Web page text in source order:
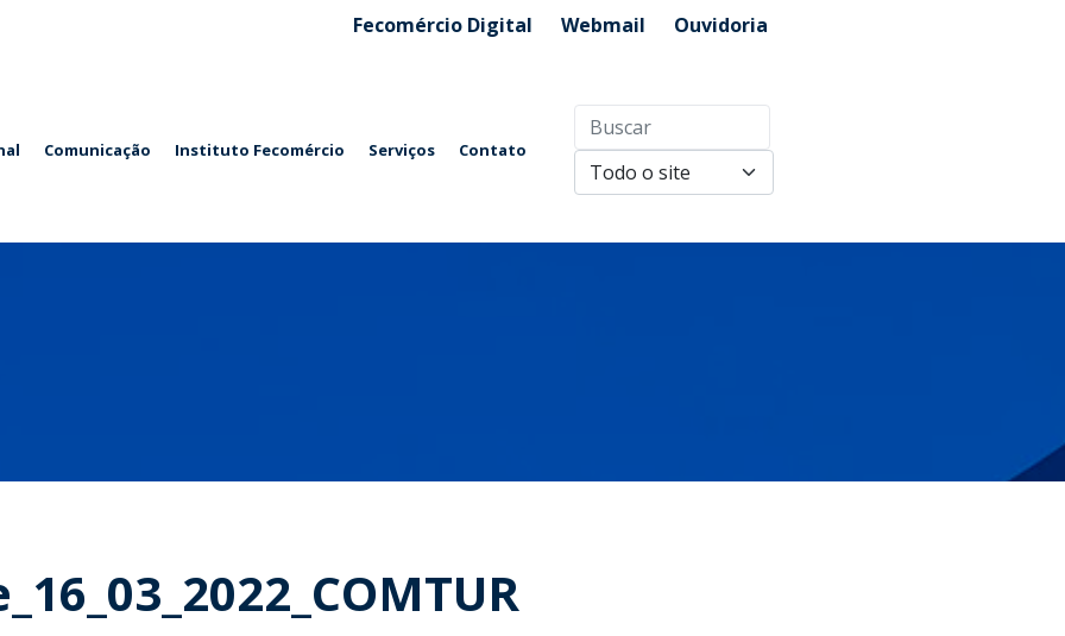
Fecomércio Digital Webmail Ouvidoria
Comunicação Instituto Fecomércio Serviços Contato